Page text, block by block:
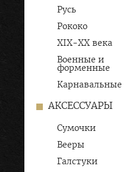
Русь
Рококо
XIX-ХХ века
Военные и
форменные
Карнавальные
АКСЕССУАРЫ
Сумочки
Вееры
Галстуки